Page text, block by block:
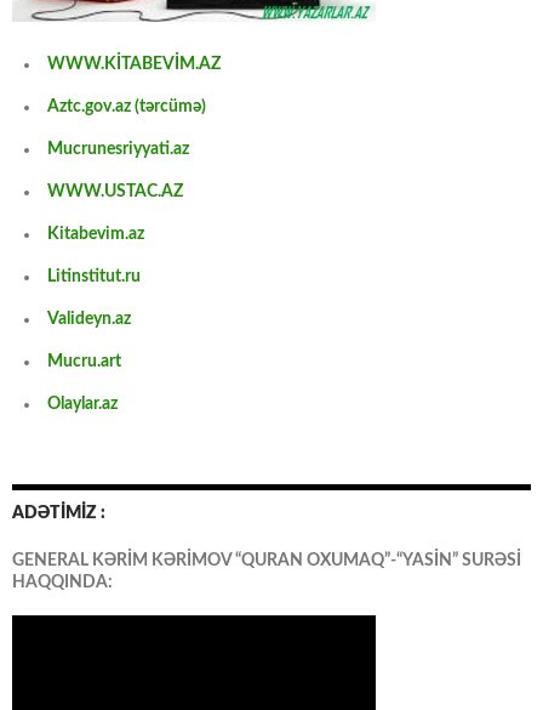
WWW.KİTABEVİM.AZ
Aztc.gov.az (tərcümə)
Mucrunesriyyati.az
WWW.USTAC.AZ
Kitabevim.az
Litinstitut.ru
Valideyn.az
Mucru.art
Olaylar.az
ADƏTİMİZ :
GENERAL KƏRİM KƏRİMOV “QURAN OXUMAQ”-“YASİN” SURƏSİ
HAQQINDA: